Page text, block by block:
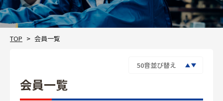
TOP 会員一覧
会員一覧